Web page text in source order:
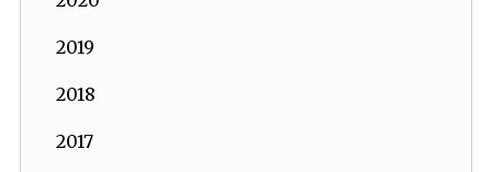
2019
2018
2017